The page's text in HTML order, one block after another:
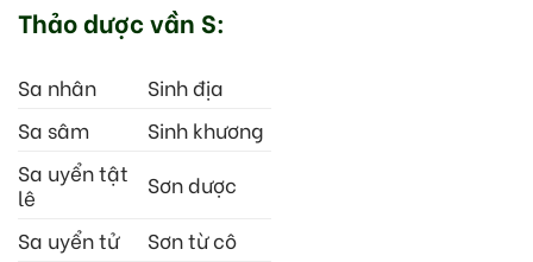
Thảo dược vần S:
Sa nhân
Sinh địa
Sa sâm
Sinh khương
Sa uyển tật
lê
Sơn dược
Sa uyển tử
Sơn từ cô